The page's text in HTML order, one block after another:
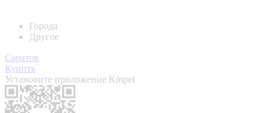
Города
Другое
Саратов
Купить
Установите приложение Kinpet